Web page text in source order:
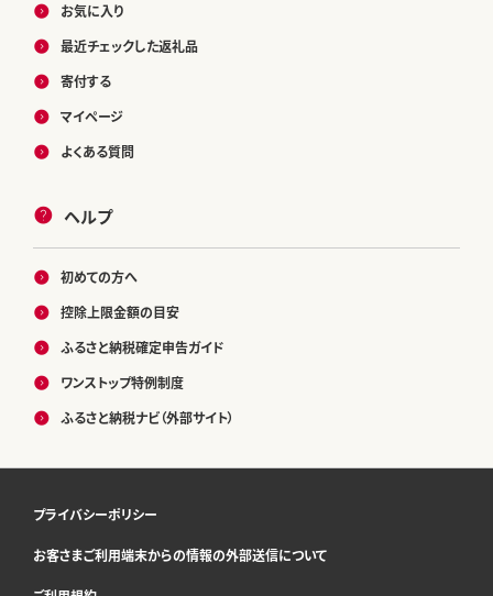
お気に入り
最近チェックした返礼品
寄付する
マイページ
よくある質問
ヘルプ
初めての方へ
控除上限金額の目安
ふるさと納税確定申告ガイド
ワンストップ特例制度
ふるさと納税ナビ（外部サイト）
プライバシーポリシー
お客さまご利用端末からの情報の外部送信について